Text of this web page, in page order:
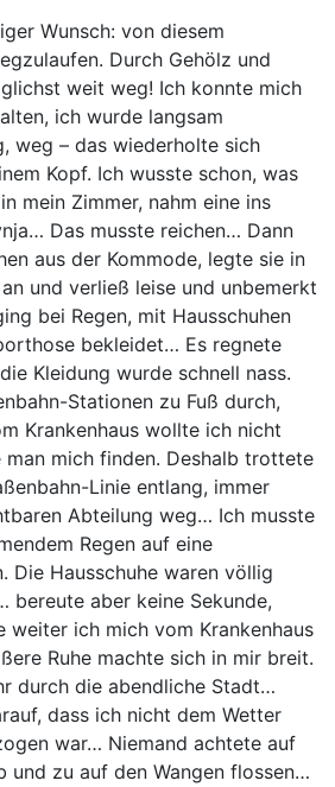
Wunsch: von diesem
Durch Gehölz und
weit weg! Ich konnte mich
ich wurde langsam
weg – das wiederholte sich
Kopf. Ich wusste schon, was
mein Zimmer, nahm eine ins
Das musste reichen… Dann
aus der Kommode, legte sie in
und verließ leise und unbemerkt
bei Regen, mit Hausschuhen
bekleidet… Es regnete
Kleidung wurde schnell nass.
Stationen zu Fuß durch,
Krankenhaus wollte ich nicht
mich finden. Deshalb trottete
Linie entlang, immer
Abteilung weg… Ich musste
Regen auf eine
Die Hausschuhe waren völlig
bereute aber keine Sekunde,
ich mich vom Krankenhaus
Ruhe machte sich in mir breit.
durch die abendliche Stadt…
dass ich nicht dem Wetter
war… Niemand achtete auf
und zu auf den Wangen flossen…